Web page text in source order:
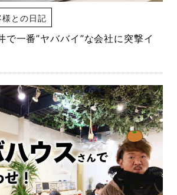
様との日記
で一番”ヤババイ”な会社に突撃イ